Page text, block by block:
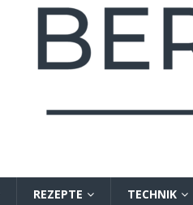
REZEPTE TECHNIK